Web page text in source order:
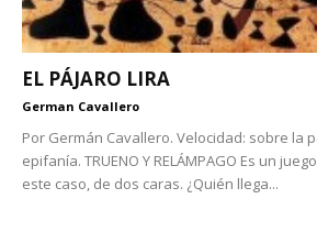
EL PÁJARO LIRA
German Cavallero
Por Germán Cavallero. Velocidad: sobre la
epifanía. TRUENO Y RELÁMPAGO Es un
este caso, de dos caras. ¿Quién llega...